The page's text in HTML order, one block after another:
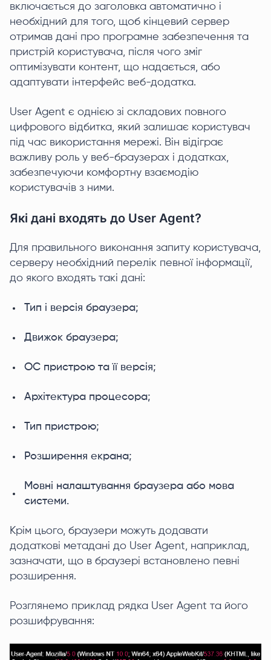
включається до заголовка автоматично і
необхідний для того, щоб кінцевий сервер
отримав дані про програмне забезпечення та
пристрій користувача, після чого зміг
оптимізувати контент, що надається, або
адаптувати інтерфейс веб-додатка.
User Agent є однією зі складових повного
цифрового відбитка, який залишає користувач
під час використання мережі. Він відіграє
важливу роль у веб-браузерах і додатках,
забезпечуючи комфортну взаємодію
користувачів з ними.
Які дані входять до User Agent?
Для правильного виконання запиту користувача,
серверу необхідний перелік певної інформації,
до якого входять такі дані:
Тип і версія браузера;
Движок браузера;
ОС пристрою та її версія;
Архітектура процесора;
Тип пристрою;
Розширення екрана;
Мовні налаштування браузера або мова
системи.
Крім цього, браузери можуть додавати
додаткові метадані до User Agent, наприклад,
зазначати, що в браузері встановлено певні
розширення.
Розглянемо приклад рядка User Agent та його
розшифрування: